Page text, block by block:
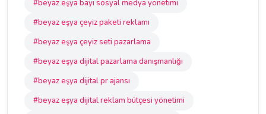
#beyaz eşya bayi sosyal medya yönetimi
#beyaz eşya çeyiz paketi reklamı
#beyaz eşya çeyiz seti pazarlama
#beyaz eşya dijital pazarlama danışmanlığı
#beyaz eşya dijital pr ajansı
#beyaz eşya dijital reklam bütçesi yönetimi